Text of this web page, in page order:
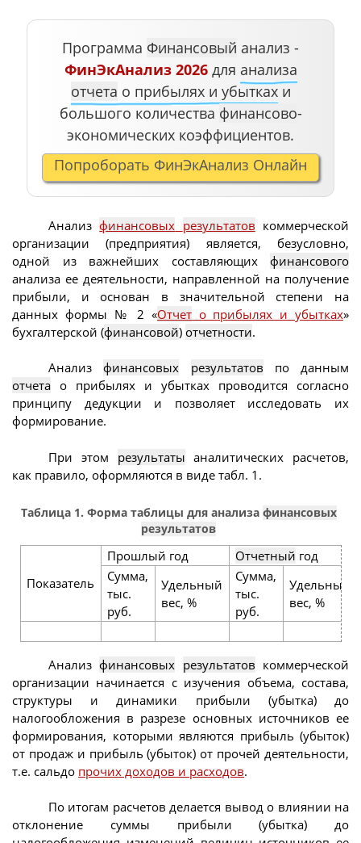
Программа Финансовый анализ -
ФинЭкАнализ 2026для анализа
отчета о прибылях и убыткахи
большого количества финансово-
экономических коэффициентов.
Попроборать ФинЭкАнализ Онлайн
Анализфинансовых результатов коммерческой
организации (предприятия) является, безусловно,
одной из важнейших составляющих финансового
анализа ее деятельности, направленной на получение
прибыли, и основан в значительной степени на
данных формы № 2 «Отчето прибылях и убытках»
бухгалтерской (финансовой) отчетности.
Анализфинансовых результатов по данным
отчета о прибылях и убытках проводится согласно
принципу дедукции и позволяет исследовать их
формирование.
При этом результаты аналитических расчетов,
как правило, оформляются в виде табл. 1.
Таблица 1. Форма таблицы для анализа финансовых
результатов
Показатель
Прошлый год Отчетный год
Сумма,
тыс.
руб.
Удельный
вес, %
Сумма,
тыс.
руб.
Удельный
вес, %
Анализфинансовых результатов коммерческой
организации начинается с изучения объема, состава,
структуры и динамики прибыли (убытка) до
налогообложения в разрезе основных источников ее
формирования, которыми являются прибыль (убыток)
от продаж и прибыль (убыток) от прочей деятельности,
т.е. сальдо прочих доходов и расходов.
По итогам расчетов делается вывод о влиянии на
отклонение суммы прибыли (убытка) до